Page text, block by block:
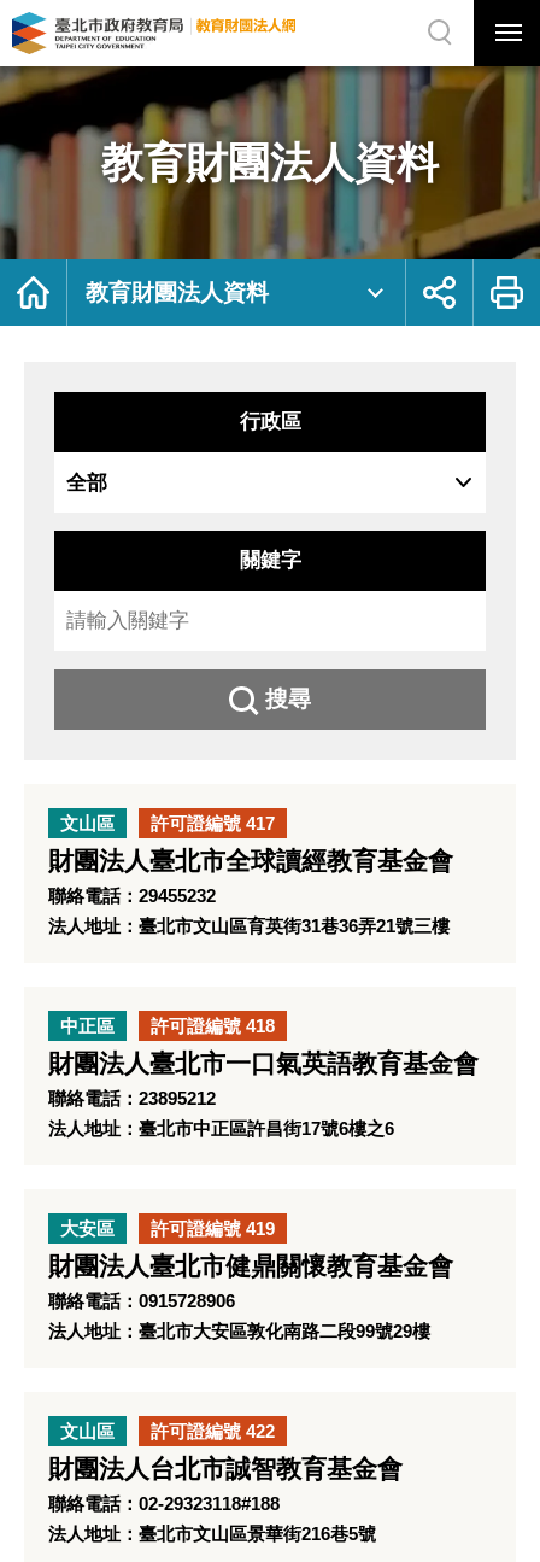
教
育
團
資
料
府
局
法
網
站
選
選
單
關
網
站
尋
教育財團法人資料
首
教育財團法人資料
展
鈕
列
行政區
關鍵字
搜尋
文山區 許可證編號 417
財團法人臺北市全球讀經教育基金會
聯絡電話：29455232
法人地址：臺北市文山區育英街31巷36弄21號三樓
中正區 許可證編號 418
財團法人臺北市一口氣英語教育基金會
聯絡電話：23895212
法人地址：臺北市中正區許昌街17號6樓之6
大安區 許可證編號 419
財團法人臺北市健鼎關懷教育基金會
聯絡電話：0915728906
法人地址：臺北市大安區敦化南路二段99號29樓
文山區 許可證編號 422
財團法人台北市誠智教育基金會
聯絡電話：02-29323118#188
法人地址：臺北市文山區景華街216巷5號